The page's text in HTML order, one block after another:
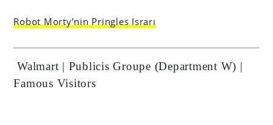
Robot Morty’nin Pringles Israrı
Walmart | Publicis Groupe (Department W) |
Famous Visitors